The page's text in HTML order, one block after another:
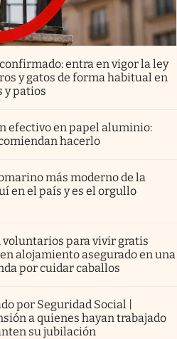
entra en vigor la ley
y gatos de forma habitual en
y patios
efectivo en papel aluminio:
hacerlo
más moderno de la
en el país y es el orgullo
voluntarios para vivir gratis
alojamiento asegurado en una
por cuidar caballos
por Seguridad Social |
a quienes hayan trabajado
su jubilación